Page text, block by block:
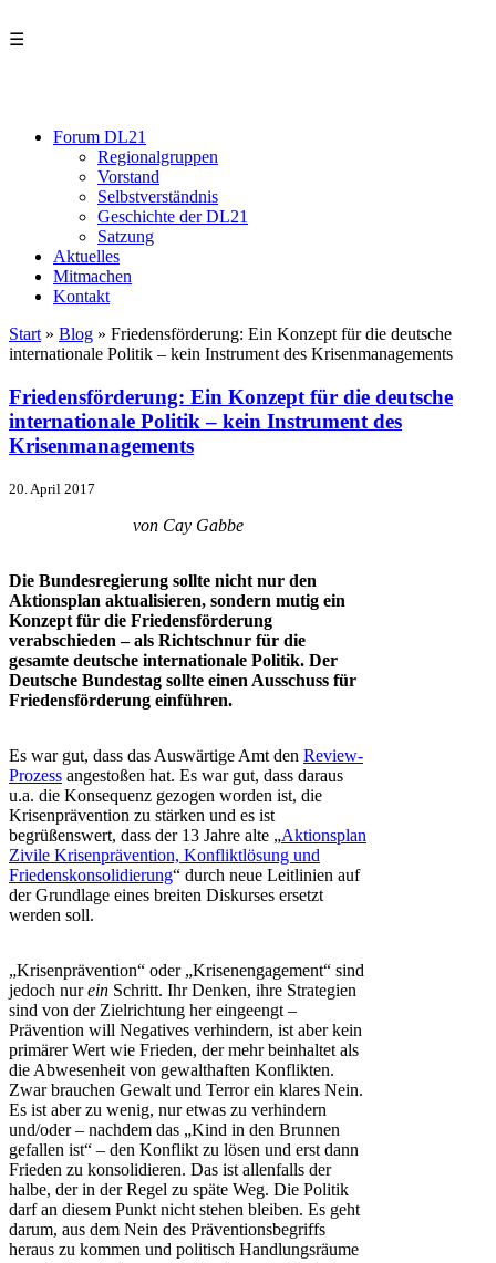
☰
Forum DL21
Regionalgruppen
Vorstand
Selbstverständnis
Geschichte der DL21
Satzung
Aktuelles
Mitmachen
Kontakt
Start » Blog » Friedensförderung: Ein Konzept für die deutsche
internationale Politik – kein Instrument des Krisenmanagements
Friedensförderung: Ein Konzept für die deutsche
internationale Politik – kein Instrument des
Krisenmanagements
20. April 2017
von Cay Gabbe
Die Bundesregierung sollte nicht nur den
Aktionsplan aktualisieren, sondern mutig ein
Konzept für die Friedensförderung
verabschieden – als Richtschnur für die
gesamte deutsche internationale Politik. Der
Deutsche Bundestag sollte einen Ausschuss für
Friedensförderung einführen.
Es war gut, dass das Auswärtige Amt den Review-
Prozess angestoßen hat. Es war gut, dass daraus
u.a. die Konsequenz gezogen worden ist, die
Krisenprävention zu stärken und es ist
begrüßenswert, dass der 13 Jahre alte „Aktionsplan
Zivile Krisenprävention, Konfliktlösung und
Friedenskonsolidierung“ durch neue Leitlinien auf
der Grundlage eines breiten Diskurses ersetzt
werden soll.
„Krisenprävention“ oder „Krisenengagement“ sind
jedoch nurein Schritt. Ihr Denken, ihre Strategien
sind von der Zielrichtung her eingeengt –
Prävention will Negatives verhindern, ist aber kein
primärer Wert wie Frieden, der mehr beinhaltet als
die Abwesenheit von gewalthaften Konflikten.
Zwar brauchen Gewalt und Terror ein klares Nein.
Es ist aber zu wenig, nur etwas zu verhindern
und/oder – nachdem das „Kind in den Brunnen
gefallen ist“ – den Konflikt zu lösen und erst dann
Frieden zu konsolidieren. Das ist allenfalls der
halbe, der in der Regel zu späte Weg. Die Politik
darf an diesem Punkt nicht stehen bleiben. Es geht
darum, aus dem Nein des Präventionsbegriffs
heraus zu kommen und politisch Handlungsräume